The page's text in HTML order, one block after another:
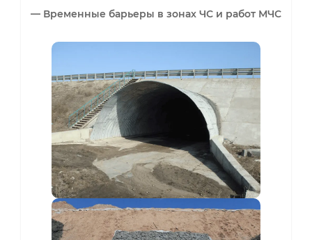
— Временные барьеры в зонах ЧС и работ МЧС